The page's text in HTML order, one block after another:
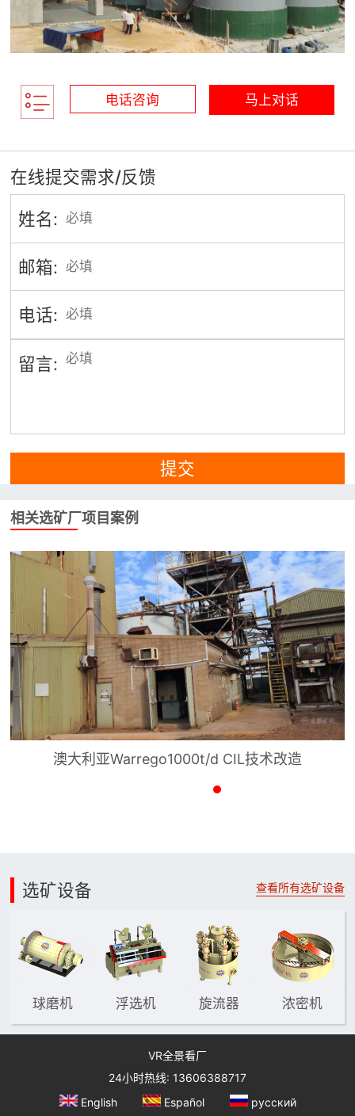
电话咨询 马上对话
在线提交需求/反馈
姓名:
邮箱:
电话:
留言:
提交
相关选矿厂项目案例
澳大利亚Warrego1000t/d CIL技术改造
选矿设备 查看所有选矿设备
球磨机 浮选机 旋流器 浓密机
VR全景看厂
24小时热线: 13606388717
English
Español русский